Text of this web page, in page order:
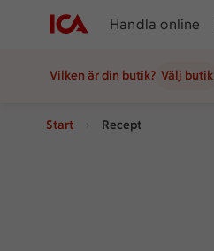
Handla online
Vilken är din butik? Välj butik
Start Recept